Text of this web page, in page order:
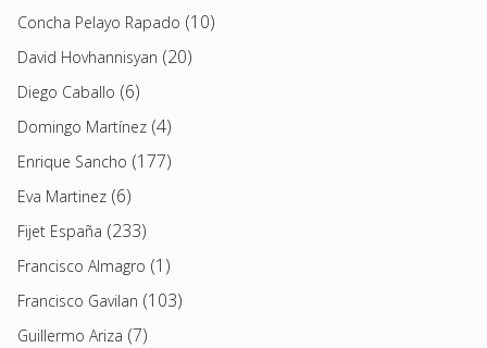
Concha Pelayo Rapado (10)
David Hovhannisyan (20)
Diego Caballo (6)
Domingo Martínez (4)
Enrique Sancho (177)
Eva Martinez (6)
Fijet España (233)
Francisco Almagro (1)
Francisco Gavilan (103)
Guillermo Ariza (7)